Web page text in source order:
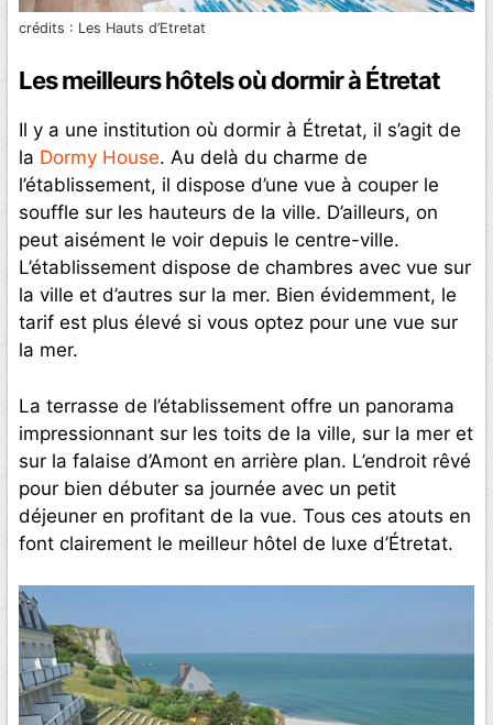
crédits : Les Hauts d’Etretat
Les meilleurs hôtels où dormir à Étretat
Il y a une institution où dormir à Étretat, il s’agit de
la Dormy House. Au delà du charme de
l’établissement, il dispose d’une vue à couper le
souffle sur les hauteurs de la ville. D’ailleurs, on
peut aisément le voir depuis le centre-ville.
L’établissement dispose de chambres avec vue sur
la ville et d’autres sur la mer. Bien évidemment, le
tarif est plus élevé si vous optez pour une vue sur
la mer.
La terrasse de l’établissement offre un panorama
impressionnant sur les toits de la ville, sur la mer et
sur la falaise d’Amont en arrière plan. L’endroit rêvé
pour bien débuter sa journée avec un petit
déjeuner en profitant de la vue. Tous ces atouts en
font clairement le meilleur hôtel de luxe d’Étretat.